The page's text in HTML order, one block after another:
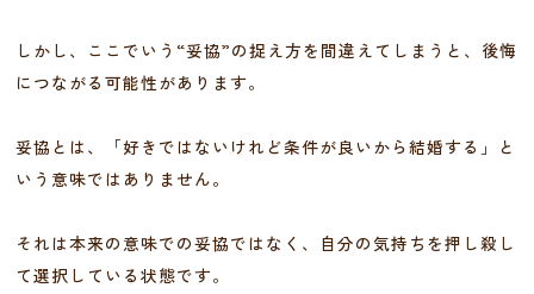
しかし、ここでいう“妥協”の捉え方を間違えてしまうと、後悔
につながる可能性があります。
妥協とは、「好きではないけれど条件が良いから結婚する」と
いう意味ではありません。
それは本来の意味での妥協ではなく、自分の気持ちを押し殺し
て選択している状態です。